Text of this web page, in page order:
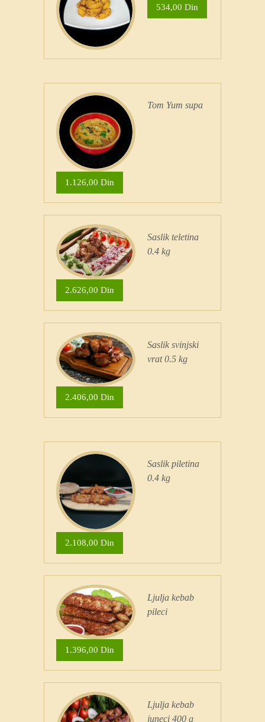
534,00 Din
Tom Yum supa
1.126,00 Din
Saslik teletina
0.4 kg
2.626,00 Din
Saslik svinjski
vrat 0.5 kg
2.406,00 Din
Saslik piletina
0.4 kg
2.108,00 Din
Ljulja kebab
pileci
1.396,00 Din
Ljulja kebab
juneci 400 g